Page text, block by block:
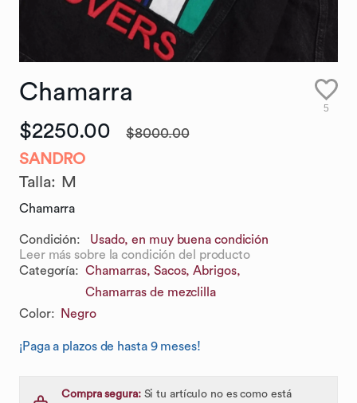
Chamarra
5
$2250.00 $8000.00
SANDRO
Talla: M
Chamarra
Condición:
Usado, en muy buena condición
Leer más sobre la condición del producto
Categoría: Chamarras, Sacos, Abrigos,
Chamarras de mezclilla
Color: Negro
¡Paga a plazos de hasta 9 meses!
Compra segura:Si tu artículo no es como está